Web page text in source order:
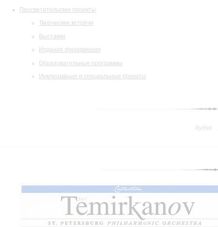
Просветительские проекты
Творческие встречи
Выставки
Издания филармонии
Образовательные программы
Инклюзивные и специальные проекты
Аудио